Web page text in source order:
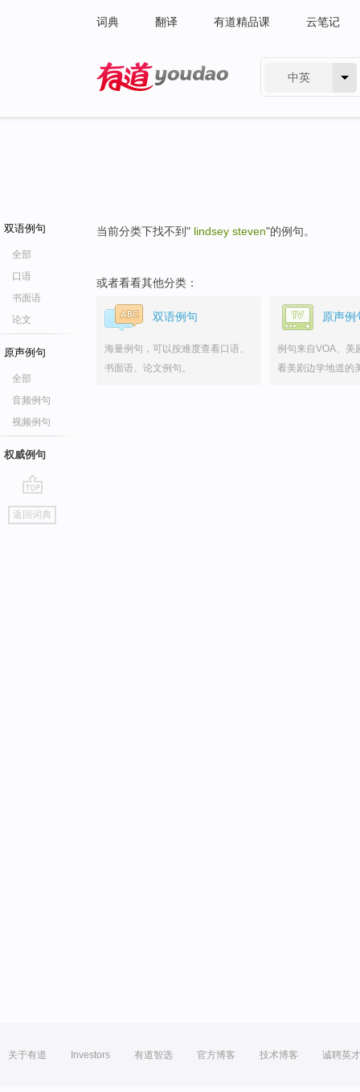
词典 翻译 有道精品课 云笔记
中英
双语例句
全部
口语
书面语
论文
原声例句
全部
音频例句
视频例句
权威例句
go
top
返回词典
当前分类下找不到" lindsey steven"的例句。
或者看看其他分类：
双语例句
海量例句，可以按难度查看口语、
书面语、论文例句。
原声例
例句来自VOA、美
看美剧边学地道的
关于有道 Investors 有道智选 官方博客 技术博客 诚聘英才